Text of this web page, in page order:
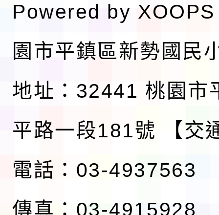
Powered by XOOPS
園市平鎮區新勢國民
地址：32441 桃園市
平路一段181號
【交
電話：03-4937563
傳真：03-4915928